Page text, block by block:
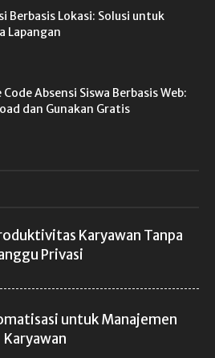
Berbasis Lokasi: Solusi untuk
Lapangan
Code Absensi Siswa Berbasis Web:
dan Gunakan Gratis
Karyawan Tanpa
Privasi
untuk Manajemen
Karyawan